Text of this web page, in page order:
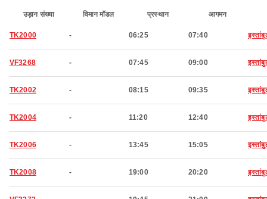
उड़ान संख्या विमान मॉडल प्रस्थान आगमन
TK2000 - 06:25 07:40
VF3268 - 07:45 09:00
TK2002 - 08:15 09:35
TK2004 - 11:20 12:40
TK2006 - 13:45 15:05
TK2008 - 19:00 20:20